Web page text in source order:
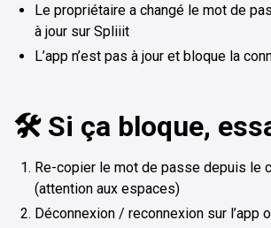
Le propriétaire a changé le mot de
à jour sur Spliiit
L’app n’est pas à jour et bloque la
🛠️ Si ça bloque,
Re-copier le mot de passe depuis le
(attention aux espaces)
Déconnexion / reconnexion sur l’app